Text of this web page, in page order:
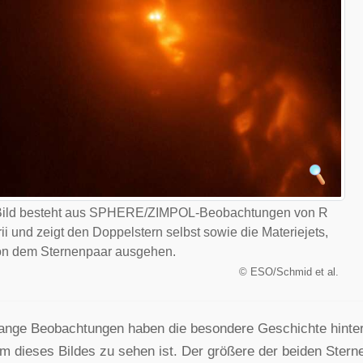
besteht aus SPHERE/ZIMPOL-Beobachtungen von R
und zeigt den Doppelstern selbst sowie die Materiejets,
dem Sternenpaar ausgehen.
©ESO/Schmid et al.
Beobachtungen haben die besondere Geschichte
dieses Bildes zu sehen ist. Der größere der beiden